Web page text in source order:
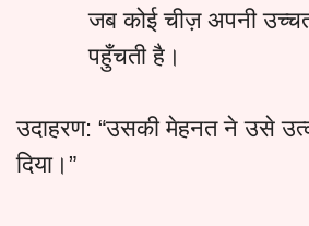
जब कोई चीज़ अपनी
पहुँचती है।
उदाहरण: “उसकी मेहनत ने उसे
दिया।”